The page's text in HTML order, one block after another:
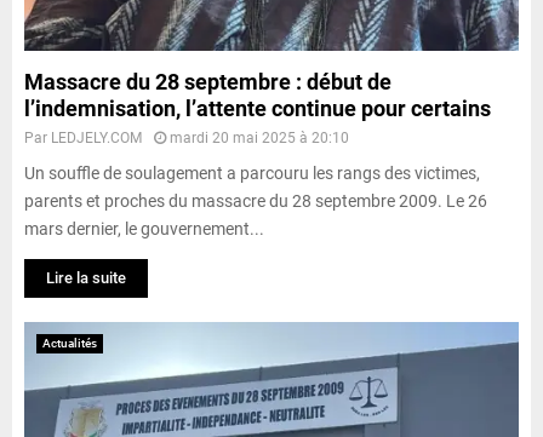
Massacre du 28 septembre : début de
l’indemnisation, l’attente continue pour certains
Par LEDJELY.COM mardi 20 mai 2025 à 20:10
Un souffle de soulagement a parcouru les rangs des victimes,
parents et proches du massacre du 28 septembre 2009. Le 26
mars dernier, le gouvernement...
Lire la suite
Actualités